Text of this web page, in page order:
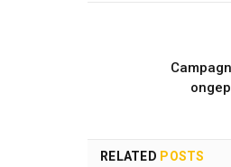
RELATED POSTS